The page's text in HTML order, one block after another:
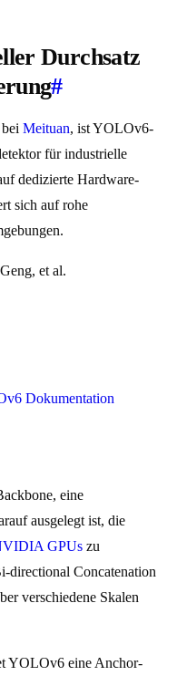
Durchsatz
#
Meituan, ist YOLOv6-
für industrielle
dedizierte Hardware-
sich auf rohe
et al.
Dokumentation
eine
ausgelegt ist, die
GPUs zu
directional Concatenation
verschiedene Skalen
YOLOv6 eine Anchor-